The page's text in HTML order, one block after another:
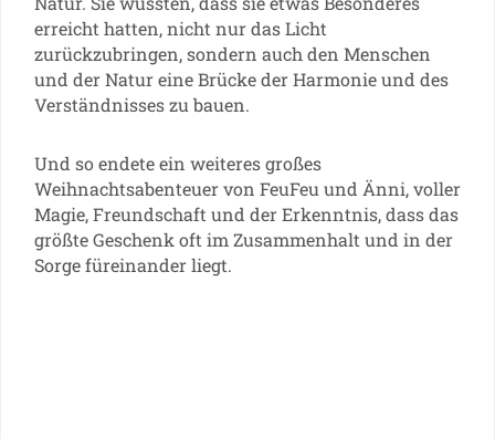
erreicht hatten, nicht nur das Licht
zurückzubringen, sondern auch den Menschen
und der Natur eine Brücke der Harmonie und des
Verständnisses zu bauen.
Und so endete ein weiteres großes
Weihnachtsabenteuer von FeuFeu und Änni, voller
Magie, Freundschaft und der Erkenntnis, dass das
größte Geschenk oft im Zusammenhalt und in der
Sorge füreinander liegt.